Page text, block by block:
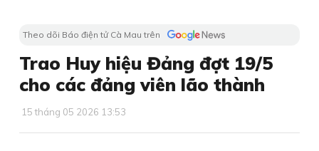
Theo dõi Báo điện tử Cà Mau trên
Trao Huy hiệu Đảng đợt 19/5
cho các đảng viên lão thành
15 tháng 05 2026 13:53